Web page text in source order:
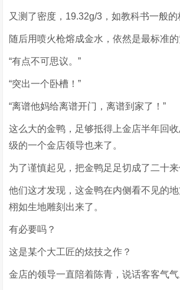
又测了密度，19.32g/3，如教科书一般的
随后用喷火枪熔成金水，依然是最标准的
“有点不可思议。”
“突出一个卧槽！”
“离谱他妈给离谱开门，离谱到家了！”
这么大的金鸭，足够抵得上金店半年回
级的一个金店领导也来了。
为了谨慎起见，把金鸭足足切成了二十来
他们这才发现，这金鸭在内侧看不见的
栩如生地雕刻出来了。
有必要吗？
这是某个大工匠的炫技之作？
金店的领导一直陪着陈青，说话客客气气